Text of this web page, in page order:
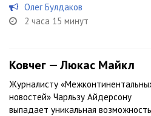
Олег Булдаков
2 часа 15 минут
Ковчег — Люкас Майкл
Журналисту
новостей» Чарльзу Айдерсону
выпадает уникальная